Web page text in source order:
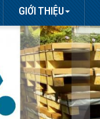
GIỚI THIỆU